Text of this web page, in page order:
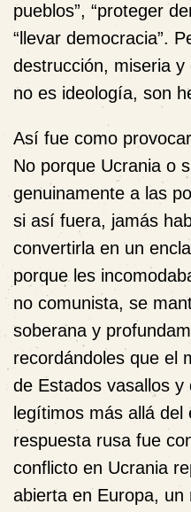
pueblos”, “proteger
“llevar democracia”.
destrucción, miseria
no es ideología, son
Así fue como
No porque Ucrania o
genuinamente a las
si así fuera, jamás
convertirla en un
porque les
no comunista, se
soberana y
recordándoles que el
de Estados vasallos
legítimos más allá del
respuesta rusa fue
conflicto en Ucrania
abierta en Europa, un